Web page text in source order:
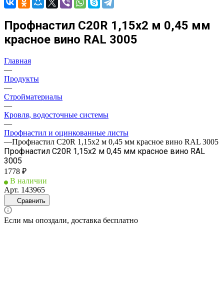
Профнастил С20R 1,15х2 м 0,45 мм
красное вино RAL 3005
Главная
—
Продукты
—
Стройматериалы
—
Кровля, водосточные системы
—
Профнастил и оцинкованные листы
—Профнастил С20R 1,15х2 м 0,45 мм красное вино RAL 3005
Профнастил С20R 1,15х2 м 0,45 мм красное вино RAL
3005
1778 ₽
В наличии
Арт. 143965
Сравнить
Если мы опоздали, доставка бесплатно